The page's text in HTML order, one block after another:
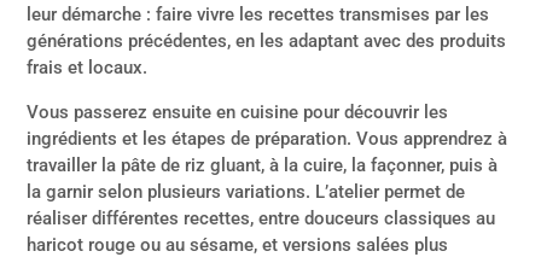
leur démarche : faire vivre les recettes transmises par les
générations précédentes, en les adaptant avec des produits
frais et locaux.
Vous passerez ensuite en cuisine pour découvrir les
ingrédients et les étapes de préparation. Vous apprendrez à
travailler la pâte de riz gluant, à la cuire, la façonner, puis à
la garnir selon plusieurs variations. L’atelier permet de
réaliser différentes recettes, entre douceurs classiques au
haricot rouge ou au sésame, et versions salées plus